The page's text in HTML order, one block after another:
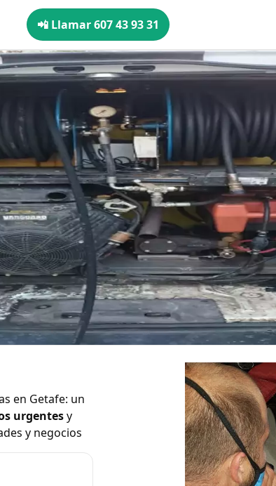
📲 Llamar 607 43 93 31
en Getafe: un
urgentesy
y negocios